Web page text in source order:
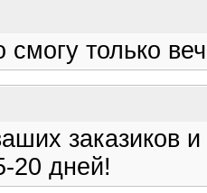
смогу только
заказиков
20 дней!